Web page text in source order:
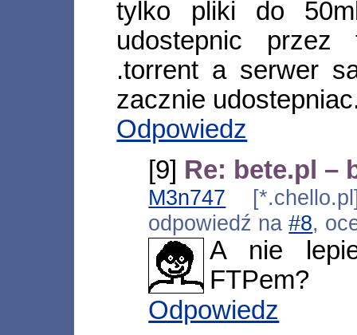
tylko pliki do
udostepnic
.torrent a serwer
zacznie
Odpowiedz
[9] Re: bete.pl –
M3n747
odpowiedź na#8,
A nie
FTPem?
Odpowiedz